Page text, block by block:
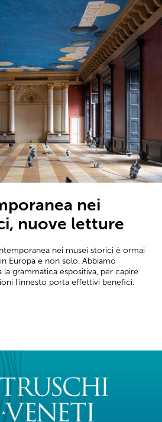
nei
nuove letture
nei musei storici è ormai
Europa e non solo. Abbiamo
grammatica espositiva, per capire
l'innesto porta effettivi benefici.